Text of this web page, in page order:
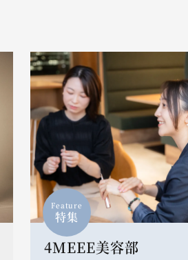
Feature
特集
4MEEE美容部